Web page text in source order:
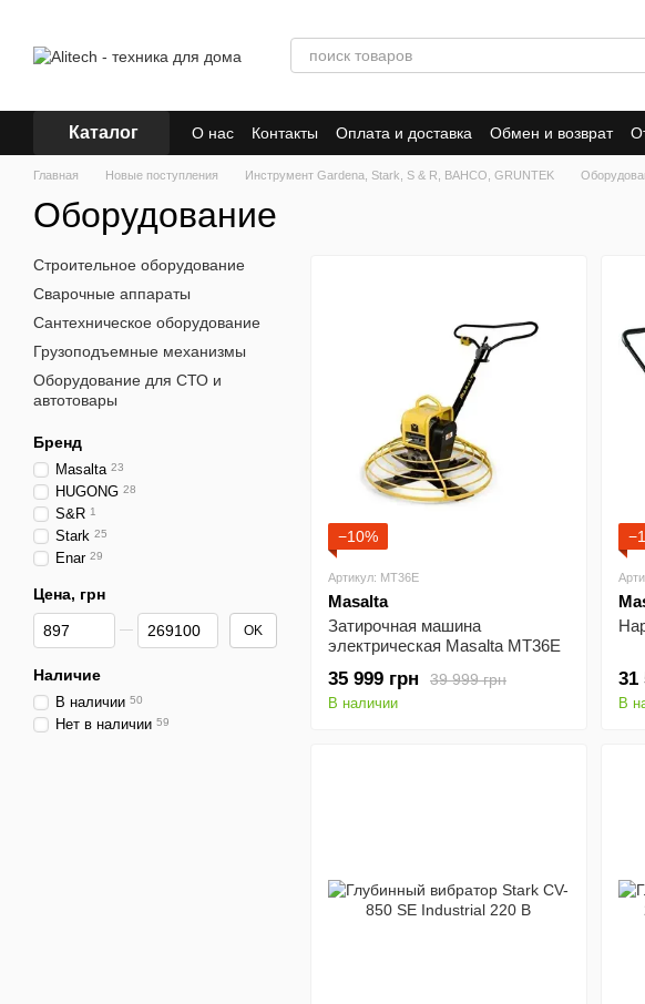
Каталог О нас Контакты Оплата и доставка Обмен и возврат
Главная Новые поступления Инструмент Gardena, Stark, S & R, BAHCO, GRUNTEK
Оборудование
−10%
Артикул: MT36E
Masalta
Затирочная машина
электрическая Masalta MT36E
39 999 грн
35 999 грн
В наличии
31
В
Строительное оборудование
Сварочные аппараты
Сантехническое оборудование
Грузоподъемные механизмы
Оборудование для СТО и
автотовары
Бренд
Masalta 23
HUGONG 28
S&R 1
Stark 25
Enar 29
Цена, грн
От Цена, грн
До Цена, грн OK
Наличие
В наличии 50
Нет в наличии 59